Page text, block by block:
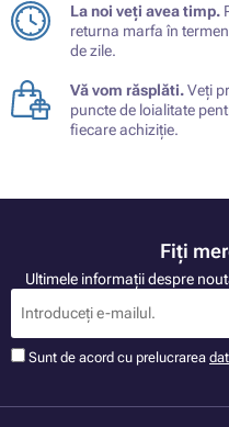
La noi veți avea timp.
returna marfa în
de zile.
Vă vom răsplăti.Veți
puncte de loialitate
fiecare achiziție.
Fiți
Ultimele informații despre
Sunt de acord cu prelucrarea